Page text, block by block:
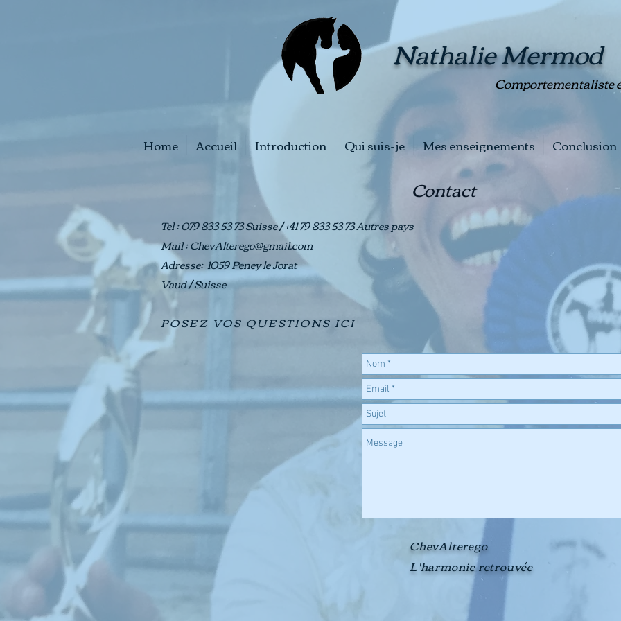
Nathalie Mermod
Comportementaliste
Home Accueil Introduction Qui suis-je Mes enseignements Conclusion
Contact
Tel : 079 833 53 73 Suisse / +41 79 833 53 73 Autres pays
Mail :ChevAlterego@gmail.com
Adresse: 1059 Peney le Jorat
Vaud / Suisse
POSEZ VOS QUESTIONS ICI
ChevAlterego
L'harmonie retrouvée